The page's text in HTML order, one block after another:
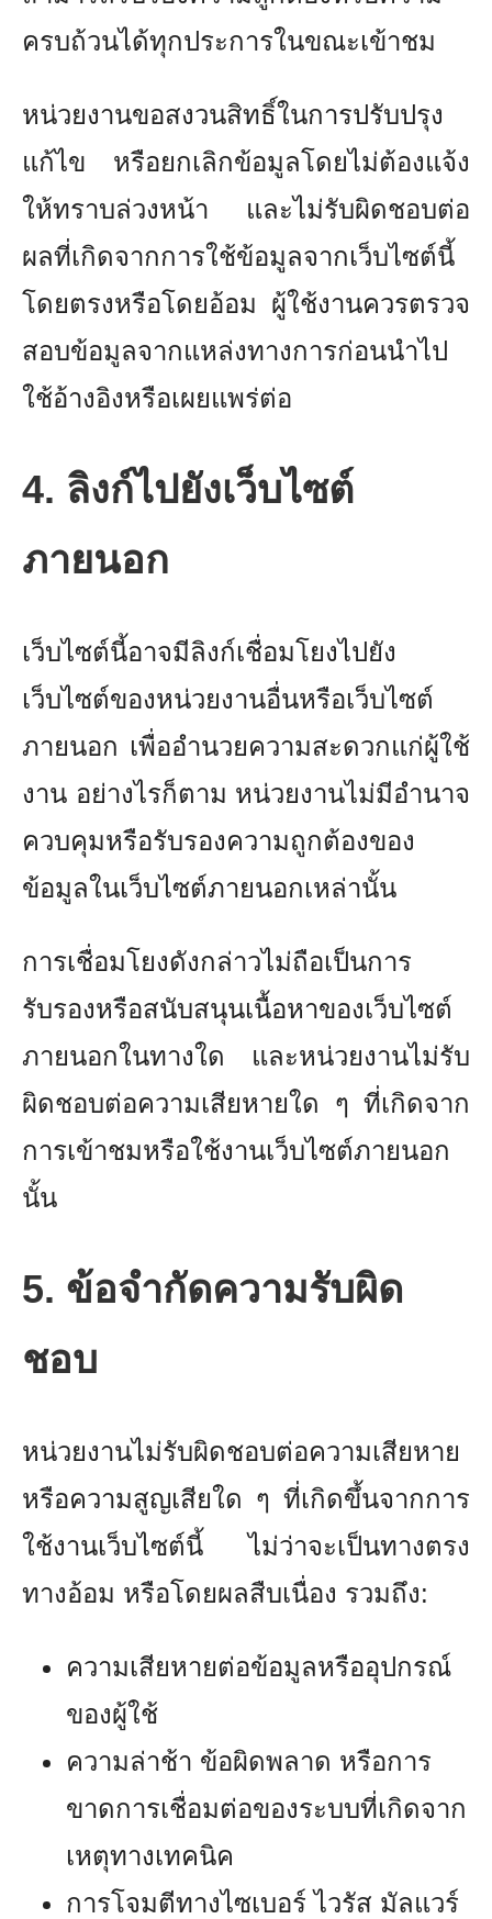
ครบถ้วนได้ทุกประการในขณะเข้าชม
หน่วยงานขอสงวนสิทธิ์ในการปรับปรุง
แก้ไข หรือยกเลิกข้อมูลโดยไม่ต้องแจ้ง
ให้ทราบล่วงหน้า และไม่รับผิดชอบต่อ
ผลที่เกิดจากการใช้ข้อมูลจากเว็บไซต์นี้
โดยตรงหรือโดยอ้อม ผู้ใช้งานควรตรวจ
สอบข้อมูลจากแหล่งทางการก่อนนำไป
ใช้อ้างอิงหรือเผยแพร่ต่อ
4. ลิงก์ไปยังเว็บไซต์
ภายนอก
เว็บไซต์นี้อาจมีลิงก์เชื่อมโยงไปยัง
เว็บไซต์ของหน่วยงานอื่นหรือเว็บไซต์
ภายนอก เพื่ออำนวยความสะดวกแก่ผู้ใช้
งาน อย่างไรก็ตาม หน่วยงานไม่มีอำนาจ
ควบคุมหรือรับรองความถูกต้องของ
ข้อมูลในเว็บไซต์ภายนอกเหล่านั้น
การเชื่อมโยงดังกล่าวไม่ถือเป็นการ
รับรองหรือสนับสนุนเนื้อหาของเว็บไซต์
ภายนอกในทางใด และหน่วยงานไม่รับ
ผิดชอบต่อความเสียหายใด ๆ ที่เกิดจาก
การเข้าชมหรือใช้งานเว็บไซต์ภายนอก
นั้น
5. ข้อจำกัดความรับผิด
ชอบ
หน่วยงานไม่รับผิดชอบต่อความเสียหาย
หรือความสูญเสียใด ๆ ที่เกิดขึ้นจากการ
ใช้งานเว็บไซต์นี้ ไม่ว่าจะเป็นทางตรง
ทางอ้อม หรือโดยผลสืบเนื่อง รวมถึง:
ความเสียหายต่อข้อมูลหรืออุปกรณ์
ของผู้ใช้
ความล่าช้า ข้อผิดพลาด หรือการ
ขาดการเชื่อมต่อของระบบที่เกิดจาก
เหตุทางเทคนิค
การโจมตีทางไซเบอร์ ไวรัส มัลแวร์